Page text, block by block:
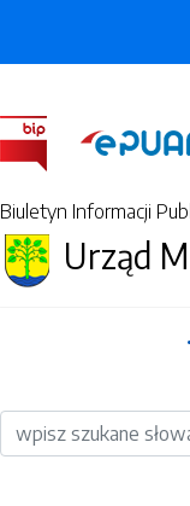
Biuletyn Informacji
Urząd
Wyszukiwarka